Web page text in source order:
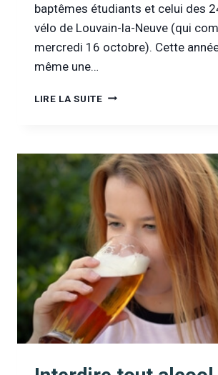
baptêmes étudiants et celui des
vélo de Louvain-la-Neuve (qui
mercredi 16 octobre). Cette
même une…
LIRE LA SUITELA
ALCOOL
AU
DÉBAT
SUR
LES
SOIRÉES
ÉTUDIANTES